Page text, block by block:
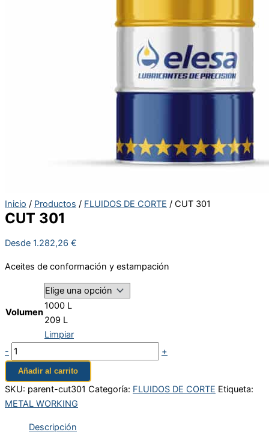
Inicio / Productos / FLUIDOS DE CORTE / CUT 301
CUT 301
Desde 1.282,26 €
Aceites de conformación y estampación
Volumen
1000 L
209 L
Limpiar
-
+
Añadir al carrito
SKU: parent-cut301 Categoría: FLUIDOS DE CORTE Etiqueta:
METAL WORKING
Descripción